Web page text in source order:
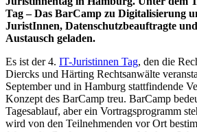
Tag – Das BarCamp zu Digitalisierung
JuristInnen, Datenschutzbeauftragte
Austausch geladen.
Es ist der 4. IT-Juristinnen Tag, den die
Diercks und Härting Rechtsanwälte
September und in Hamburg stattfindende
Konzept des BarCamp treu. BarCamp
Tagesablauf, aber ein Vortragsprogramm
wird von den Teilnehmenden vor Ort